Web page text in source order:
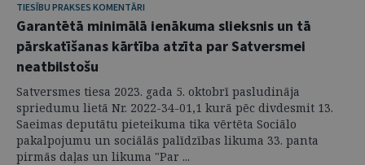
TIESĪBU PRAKSES KOMENTĀRI
Garantētā minimālā ienākuma slieksnis un tā
pārskatīšanas kārtība atzīta par Satversmei
neatbilstošu
Satversmes tiesa 2023. gada 5. oktobrī pasludināja
spriedumu lietā Nr. 2022-34-01,1 kurā pēc divdesmit 13.
Saeimas deputātu pieteikuma tika vērtēta Sociālo
pakalpojumu un sociālās palīdzības likuma 33. panta
pirmās daļas un likuma "Par ...